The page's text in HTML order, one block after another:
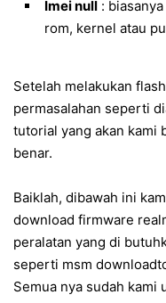
Imei null :
rom, kernel atau
Setelah melakukan
permasalahan seperti
tutorial yang akan kami
benar.
Baiklah, dibawah ini
download firmware
peralatan yang di
seperti msm
Semua nya sudah